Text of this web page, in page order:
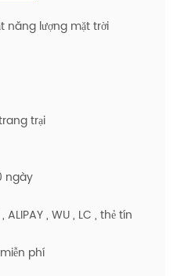
năng lượng mặt trời
trại
ngày
, WU , LC , thẻ tín
phí